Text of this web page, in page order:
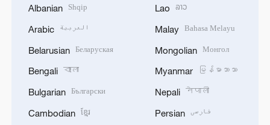
Albanian Shqip
Arabic العربية
Belarusian Беларуская
Bengali বাংলা
Bulgarian Български
Cambodian ខ្មែរ
Lao ລາວ
Malay Bahasa Melayu
Mongolian Монгол
Myanmar မြန်မာဘာသာ
Nepali नेपाली
Persian فارسی